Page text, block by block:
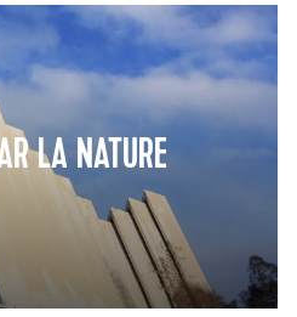
LA NATURE